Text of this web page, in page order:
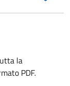
la
PDF.